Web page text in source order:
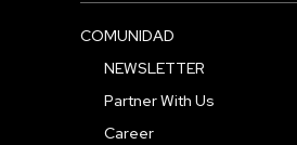
COMUNIDAD
NEWSLETTER
Partner With Us
Career